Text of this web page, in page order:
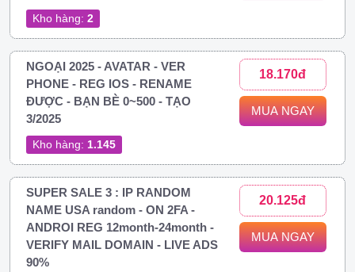
Kho hàng: 2
NGOẠI 2025 - AVATAR - VER
PHONE - REG IOS - RENAME
ĐƯỢC - BẠN BÈ 0~500 - TẠO
3/2025
Kho hàng: 1.145
18.170đ
MUA NGAY
SUPER SALE 3 : IP RANDOM
NAME USA random - ON 2FA -
ANDROI REG 12month-24month -
VERIFY MAIL DOMAIN - LIVE ADS
90%
20.125đ
MUA NGAY